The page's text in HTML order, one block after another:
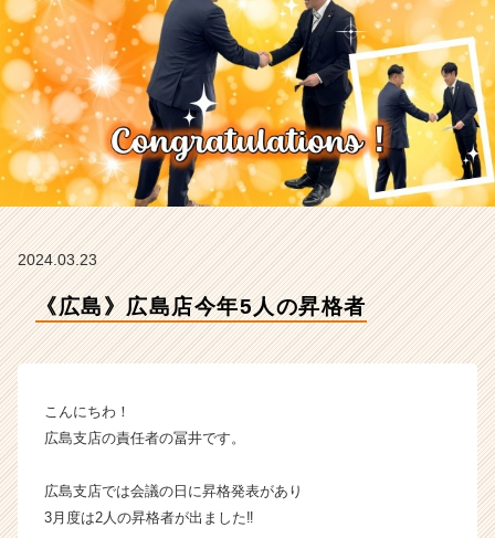
ン
タ
ル
タ
イ
ム
ラ
イ
ン
チ
ー・
企
か
ス
2024.03.23
《広島》広島店今年5人の昇格者
こんにちわ！
広島支店の責任者の冨井です。
広島支店では会議の日に昇格発表があり
3月度は2人の昇格者が出ました‼️